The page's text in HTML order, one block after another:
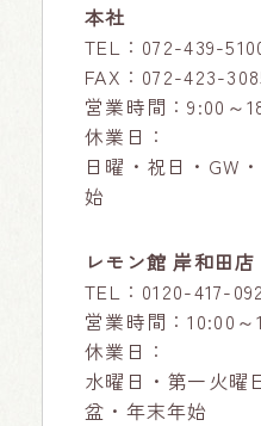
本社
TEL： 072-439-
FAX：072-423-
営業時間：9:00～
休業日：
日曜・祝日・GW
始
レモン館 岸和田店
TEL： 0120-417-092
営業時間：10:00～
休業日：
水曜日・第一火曜
盆・年末年始